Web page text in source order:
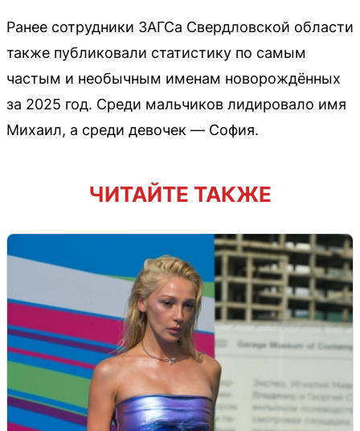
Ранее сотрудники ЗАГСа Свердловской области
также публиковали статистику по самым
частым и необычным именам новорождённых
за 2025 год. Среди мальчиков лидировало имя
Михаил, а среди девочек — София.
ЧИТАЙТЕ ТАКЖЕ